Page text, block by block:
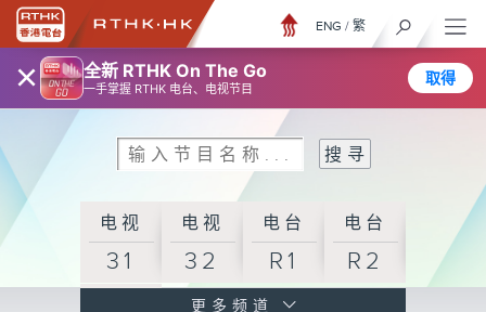
× 全新 RTHK On The Go
一手掌握 RTHK 电台、电视节目
取得
ENG / 繁
电视
31
电视
32
电台
R1
电台
R2
更多频道